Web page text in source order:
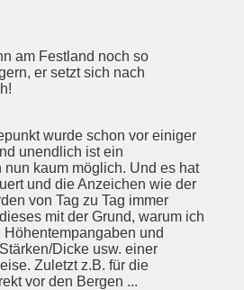
am Festland noch so
er setzt sich nach
wurde schon vor einiger
unendlich ist ein
kaum möglich. Und es hat
und die Anzeichen wie der
von Tag zu Tag immer
mit der Grund, warum ich
und
Dicke usw. einer
Zuletzt z.B. für die
vor den Bergen ...